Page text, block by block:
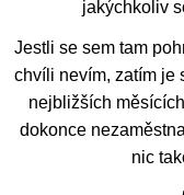
jakýchkoliv
Jestli se sem tam
chvíli nevím, zatím je
nejbližších
dokonce
nic